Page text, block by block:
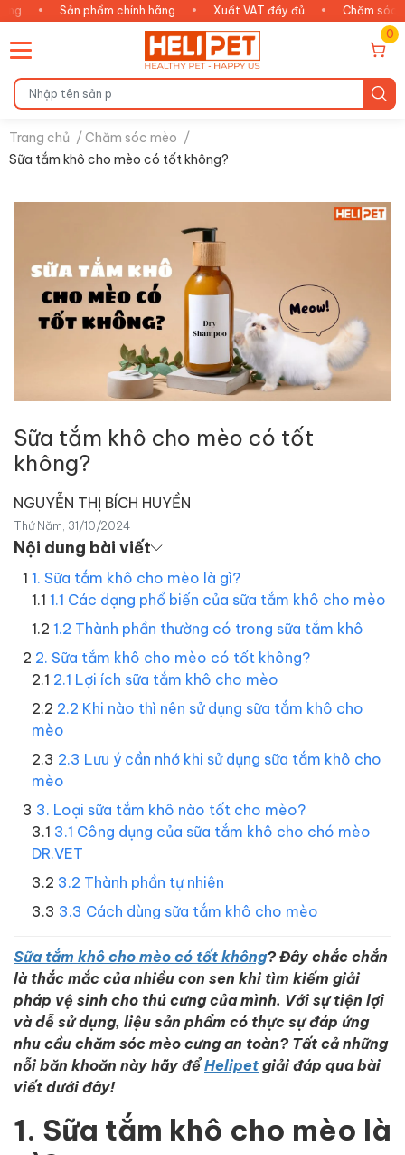
Sản phẩm chính hãng • Xuất VAT đầy đủ •
Chăm sóc thông
0
Trang chủ /Chăm sóc mèo /
Sữa tắm khô cho mèo có tốt không?
Sữa tắm khô cho mèo có tốt
không?
NGUYỄN THỊ BÍCH HUYỀN
Thứ Năm, 31/10/2024
Nội dung bài viết
1. Sữa tắm khô cho mèo là gì?
1.1 Các dạng phổ biến của sữa tắm khô cho mèo
1.2 Thành phần thường có trong sữa tắm khô
2. Sữa tắm khô cho mèo có tốt không?
2.1 Lợi ích sữa tắm khô cho mèo
2.2 Khi nào thì nên sử dụng sữa tắm khô cho
mèo
2.3 Lưu ý cần nhớ khi sử dụng sữa tắm khô cho
mèo
3. Loại sữa tắm khô nào tốt cho mèo?
3.1 Công dụng của sữa tắm khô cho chó mèo
DR.VET
3.2 Thành phần tự nhiên
3.3 Cách dùng sữa tắm khô cho mèo
Sữa tắm khô cho mèo có tốt không? Đây chắc chắn
là thắc mắc của nhiều con sen khi tìm kiếm giải
pháp vệ sinh cho thú cưng của mình. Với sự tiện lợi
và dễ sử dụng, liệu sản phẩm có thực sự đáp ứng
nhu cầu chăm sóc mèo cưng an toàn? Tất cả những
nỗi băn khoăn này hãy đểHelipet giải đáp qua bài
viết dưới đây!
1. Sữa tắm khô cho mèo là